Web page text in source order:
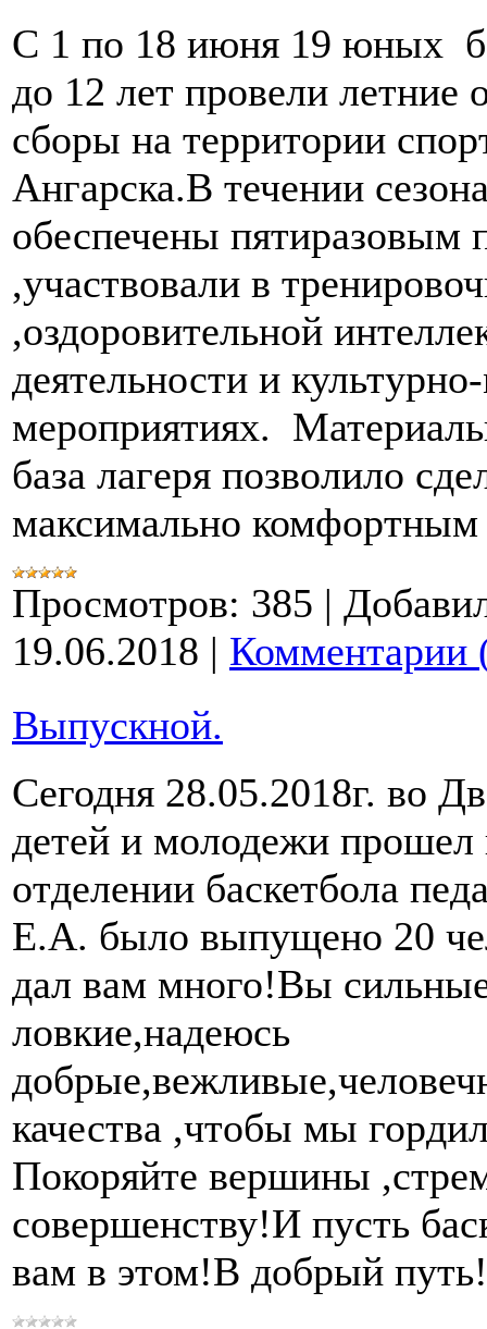
С 1 по 18 июня 19 юных
до 12 лет провели летние
сборы на территории
Ангарска.В течении
обеспечены пятиразовым
,участвовали в
,оздоровительной
деятельности и
мероприятиях.
база лагеря позволило
максимально
Просмотров: 385 |
19.06.2018 | Комментарии
Выпускной.
Сегодня 28.05.2018г. во
детей и молодежи
отделении баскетбола
Е.А. было выпущено 20
дал вам много!Вы
ловкие,надеюсь
качества ,чтобы мы
Покоряйте вершины
совершенству!И пусть
вам в этом!В добрый